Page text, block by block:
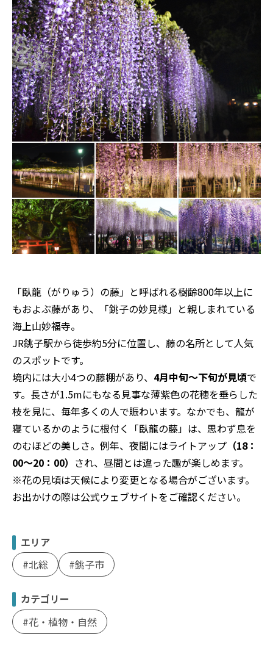
「臥龍（がりゅう）の藤」と呼ばれる樹齢800年以上に
もおよぶ藤があり、「銚子の妙見様」と親しまれている
海上山妙福寺。
JR銚子駅から徒歩約5分に位置し、藤の名所として人気
のスポットです。
境内には大小4つの藤棚があり、 4月中旬～下旬が見頃で
す。長さが1.5mにもなる見事な薄紫色の花穂を垂らした
枝を見に、毎年多くの人で賑わいます。なかでも、龍が
寝ているかのように根付く「臥龍の藤」は、思わず息を
のむほどの美しさ。例年、夜間にはライトアップ （18：
00～20：00） され、昼間とは違った趣が楽しめます。
※花の見頃は天候により変更となる場合がございます。
お出かけの際は公式ウェブサイトをご確認ください。
エリア
北総
銚子市
カテゴリー
花・植物・自然